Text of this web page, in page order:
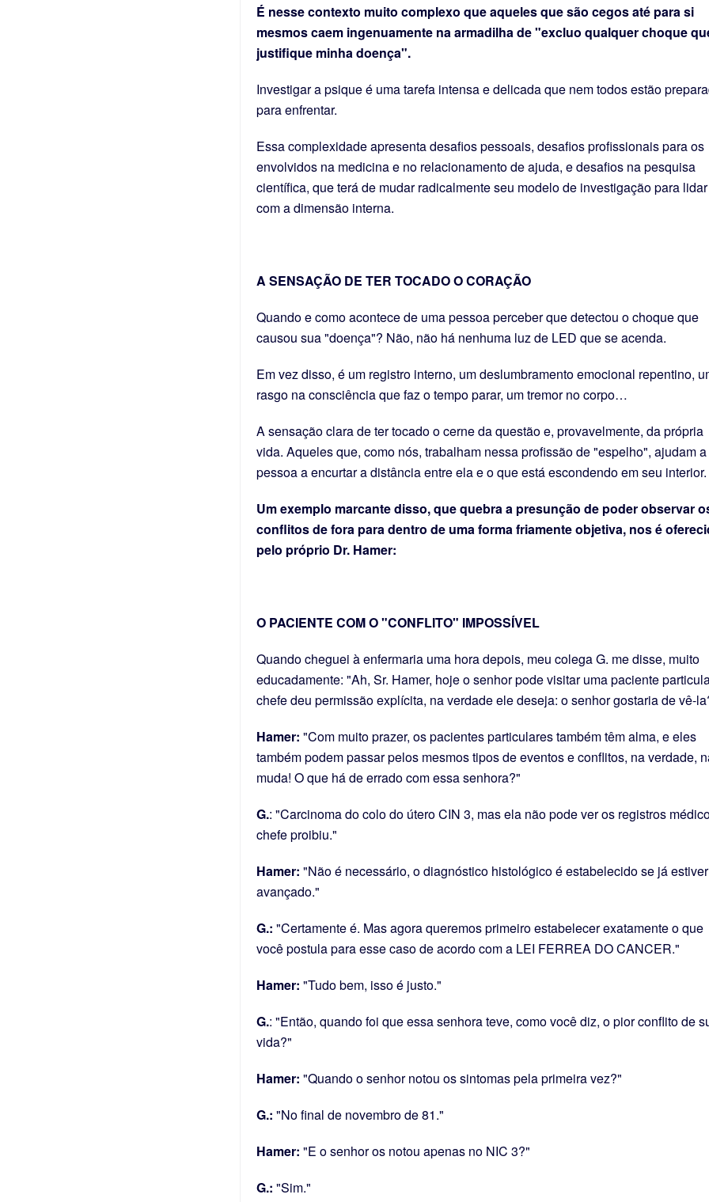
É nesse contexto muito complexo que aqueles que são cegos até para si
mesmos caem ingenuamente na armadilha de "excluo qualquer choque
justifique minha doença".
Investigar a psique é uma tarefa intensa e delicada que nem todos estão
para enfrentar.
Essa complexidade apresenta desafios pessoais, desafios profissionais para os
envolvidos na medicina e no relacionamento de ajuda, e desafios na pesquisa
científica, que terá de mudar radicalmente seu modelo de investigação para lidar
com a dimensão interna.
A SENSAÇÃO DE TER TOCADO O CORAÇÃO
Quando e como acontece de uma pessoa perceber que detectou o choque que
causou sua "doença"? Não, não há nenhuma luz de LED que se acenda.
Em vez disso, é um registro interno, um deslumbramento emocional repentino,
rasgo na consciência que faz o tempo parar, um tremor no corpo…
A sensação clara de ter tocado o cerne da questão e, provavelmente, da própria
vida. Aqueles que, como nós, trabalham nessa profissão de "espelho", ajudam a
pessoa a encurtar a distância entre ela e o que está escondendo em seu interior.
Um exemplo marcante disso, que quebra a presunção de poder observar
conflitos de fora para dentro de uma forma friamente objetiva, nos é
pelo próprio Dr. Hamer:
O PACIENTE COM O "CONFLITO" IMPOSSÍVEL
Quando cheguei à enfermaria uma hora depois, meu colega G. me disse, muito
educadamente: "Ah, Sr. Hamer, hoje o senhor pode visitar uma paciente
chefe deu permissão explícita, na verdade ele deseja: o senhor gostaria de vê-
Hamer: "Com muito prazer, os pacientes particulares também têm alma, e eles
também podem passar pelos mesmos tipos de eventos e conflitos, na verdade,
muda! O que há de errado com essa senhora?"
G.: "Carcinoma do colo do útero CIN 3, mas ela não pode ver os registros
chefe proibiu."
Hamer: "Não é necessário, o diagnóstico histológico é estabelecido se já
avançado."
G.: "Certamente é. Mas agora queremos primeiro estabelecer exatamente o que
você postula para esse caso de acordo com a LEI FERREA DO CANCER."
Hamer: "Tudo bem, isso é justo."
G.: "Então, quando foi que essa senhora teve, como você diz, o pior conflito de
vida?"
Hamer: "Quando o senhor notou os sintomas pela primeira vez?"
G.: "No final de novembro de 81."
Hamer: "E o senhor os notou apenas no NIC 3?"
G.: "Sim."